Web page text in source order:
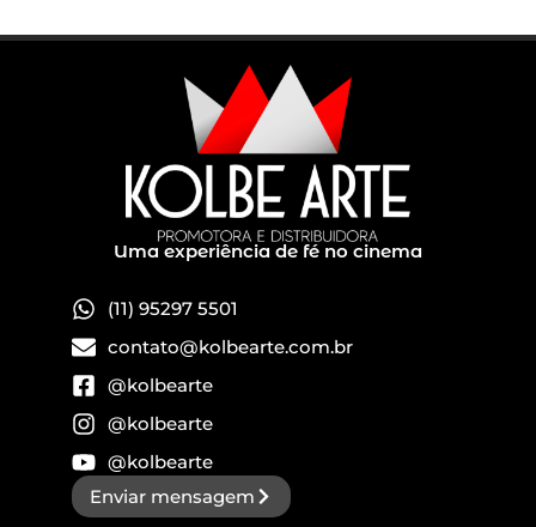
Uma experiência de fé no cinema
(11) 95297 5501
contato@kolbearte.com.br
@kolbearte
@kolbearte
@kolbearte
Enviar mensagem